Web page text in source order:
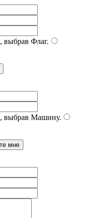
выбрав Флаг.
выбрав Машину.